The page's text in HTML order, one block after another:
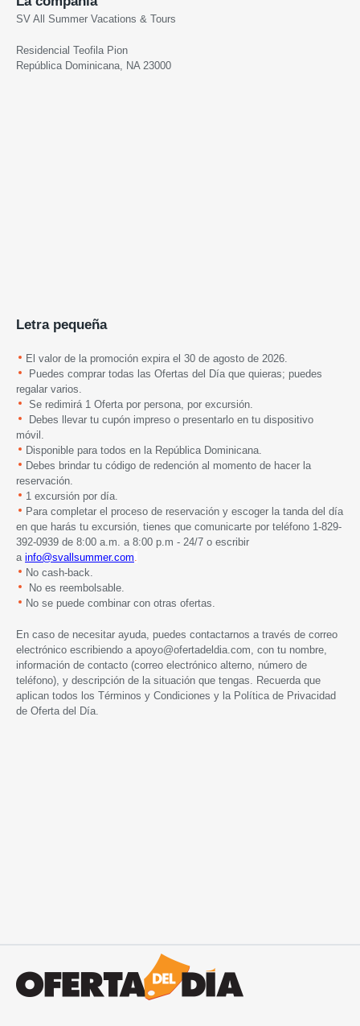
SV All Summer Vacations & Tours
Residencial Teofila Pion
República Dominicana, NA 23000
Letra pequeña
El valor de la promoción expira el 30 de agosto de 2026.
Puedes comprar todas las Ofertas del Día que quieras; puedes
regalar varios.
Se redimirá 1 Oferta por persona, por excursión.
Debes llevar tu cupón impreso o presentarlo en tu dispositivo
móvil.
Disponible para todos en la República Dominicana.
Debes brindar tu código de redención al momento de hacer la
reservación.
1 excursión por día.
Para completar el proceso de reservación y escoger la tanda del día
en que harás tu excursión, tienes que comunicarte por teléfono 1-829-
392-0939 de 8:00 a.m. a 8:00 p.m - 24/7 o escribir
a info@svallsummer.com
No cash-back.
No es reembolsable.
No se puede combinar con otras ofertas.
En caso de necesitar ayuda, puedes contactarnos a través de correo
electrónico escribiendo a apoyo@ofertadeldia.com , con tu nombre,
información de contacto (correo electrónico alterno, número de
teléfono), y descripción de la situación que tengas. Recuerda que
aplican todos los Términos y Condiciones y la Política de Privacidad
de Oferta del Día.